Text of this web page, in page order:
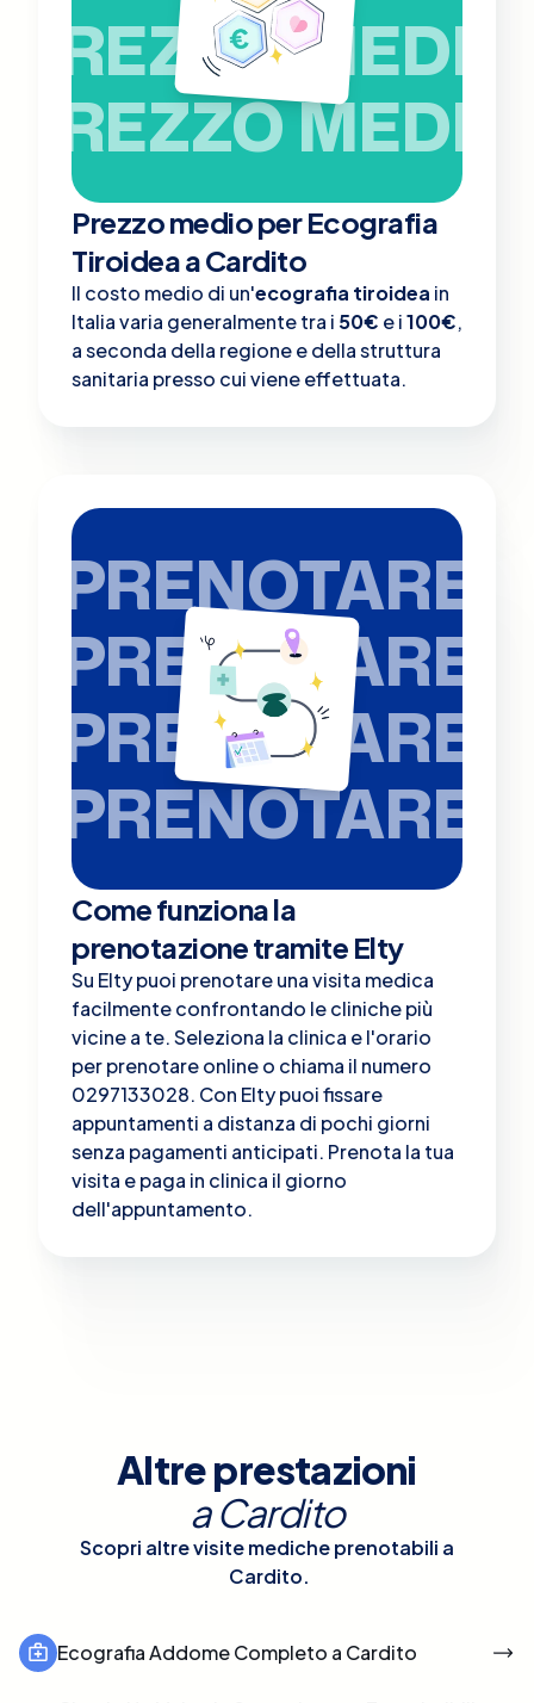
PREZZO MEDIO
PREZZO MEDIO
Prezzo medio per Ecografia
Tiroidea a Cardito
Il costo medio di un'ecografia tiroidea in
Italia varia generalmente tra i 50€ e i100€,
a seconda della regione e della struttura
sanitaria presso cui viene effettuata.
PRENOTARE
PRENOTARE
PRENOTARE
PRENOTARE
Come funziona la
prenotazione tramite Elty
Su Elty puoi prenotare una visita medica
facilmente confrontando le cliniche più
vicine a te. Seleziona la clinica e l'orario
per prenotare online o chiama il numero
0297133028. Con Elty puoi fissare
appuntamenti a distanza di pochi giorni
senza pagamenti anticipati. Prenota la tua
visita e paga in clinica il giorno
dell'appuntamento.
Altre prestazioni
aCardito
Scopri altre visite mediche prenotabili a
Cardito.
Ecografia Addome Completo a Cardito